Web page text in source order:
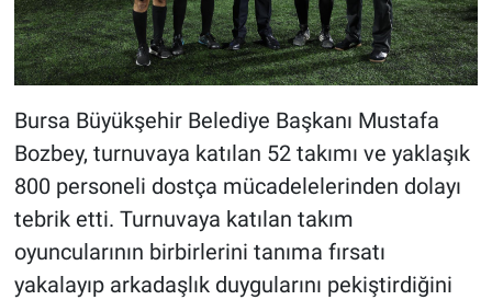
Bursa Büyükşehir Belediye Başkanı Mustafa
Bozbey, turnuvaya katılan 52 takımı ve yaklaşık
800 personeli dostça mücadelelerinden dolayı
tebrik etti. Turnuvaya katılan takım
oyuncularının birbirlerini tanıma fırsatı
yakalayıp arkadaşlık duygularını pekiştirdiğini